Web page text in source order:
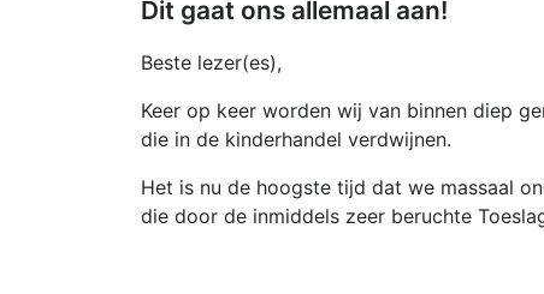
Dit gaat ons allemaal aan!
Beste lezer(es),
Keer op keer worden wij van binnen diep
die in de kinderhandel verdwijnen.
Het is nu de hoogste tijd dat we massaal
die door de inmiddels zeer beruchte